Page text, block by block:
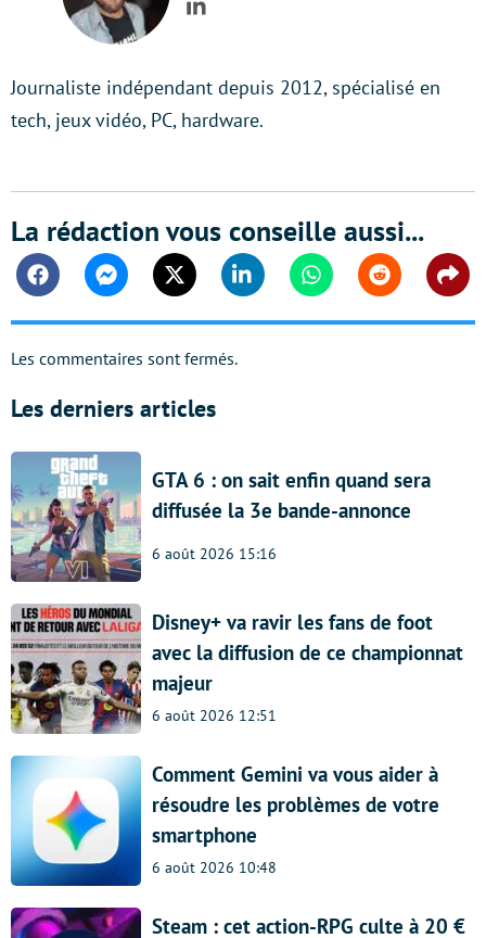
LinkedIn
Journaliste indépendant depuis 2012, spécialisé en
tech, jeux vidéo, PC, hardware.
La rédaction vous conseille aussi...
FacebookMessengerTwitter Linkedin WhatsappReddit
Les commentaires sont fermés.
Les derniers articles
GTA 6 : on sait enfin quand sera
diffusée la 3e bande-annonce
6 août 2026 15:16
Disney+ va ravir les fans de foot
avec la diffusion de ce championnat
majeur
6 août 2026 12:51
Comment Gemini va vous aider à
résoudre les problèmes de votre
smartphone
6 août 2026 10:48
Steam : cet action-RPG culte à 20 €